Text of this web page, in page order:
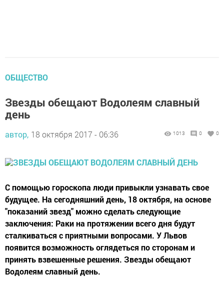
ОБЩЕСТВО
Звезды обещают Водолеям славный
день
автор, 18 октября 2017 - 06:36 1013 0 0
С помощью гороскопа люди привыкли узнавать свое
будущее. На сегодняшний день, 18 октября, на основе
"показаний звезд" можно сделать следующие
заключения: Раки на протяжении всего дня будут
сталкиваться с приятными вопросами. У Львов
появится возможность оглядеться по сторонам и
принять взвешенные решения. Звезды обещают
Водолеям славный день.